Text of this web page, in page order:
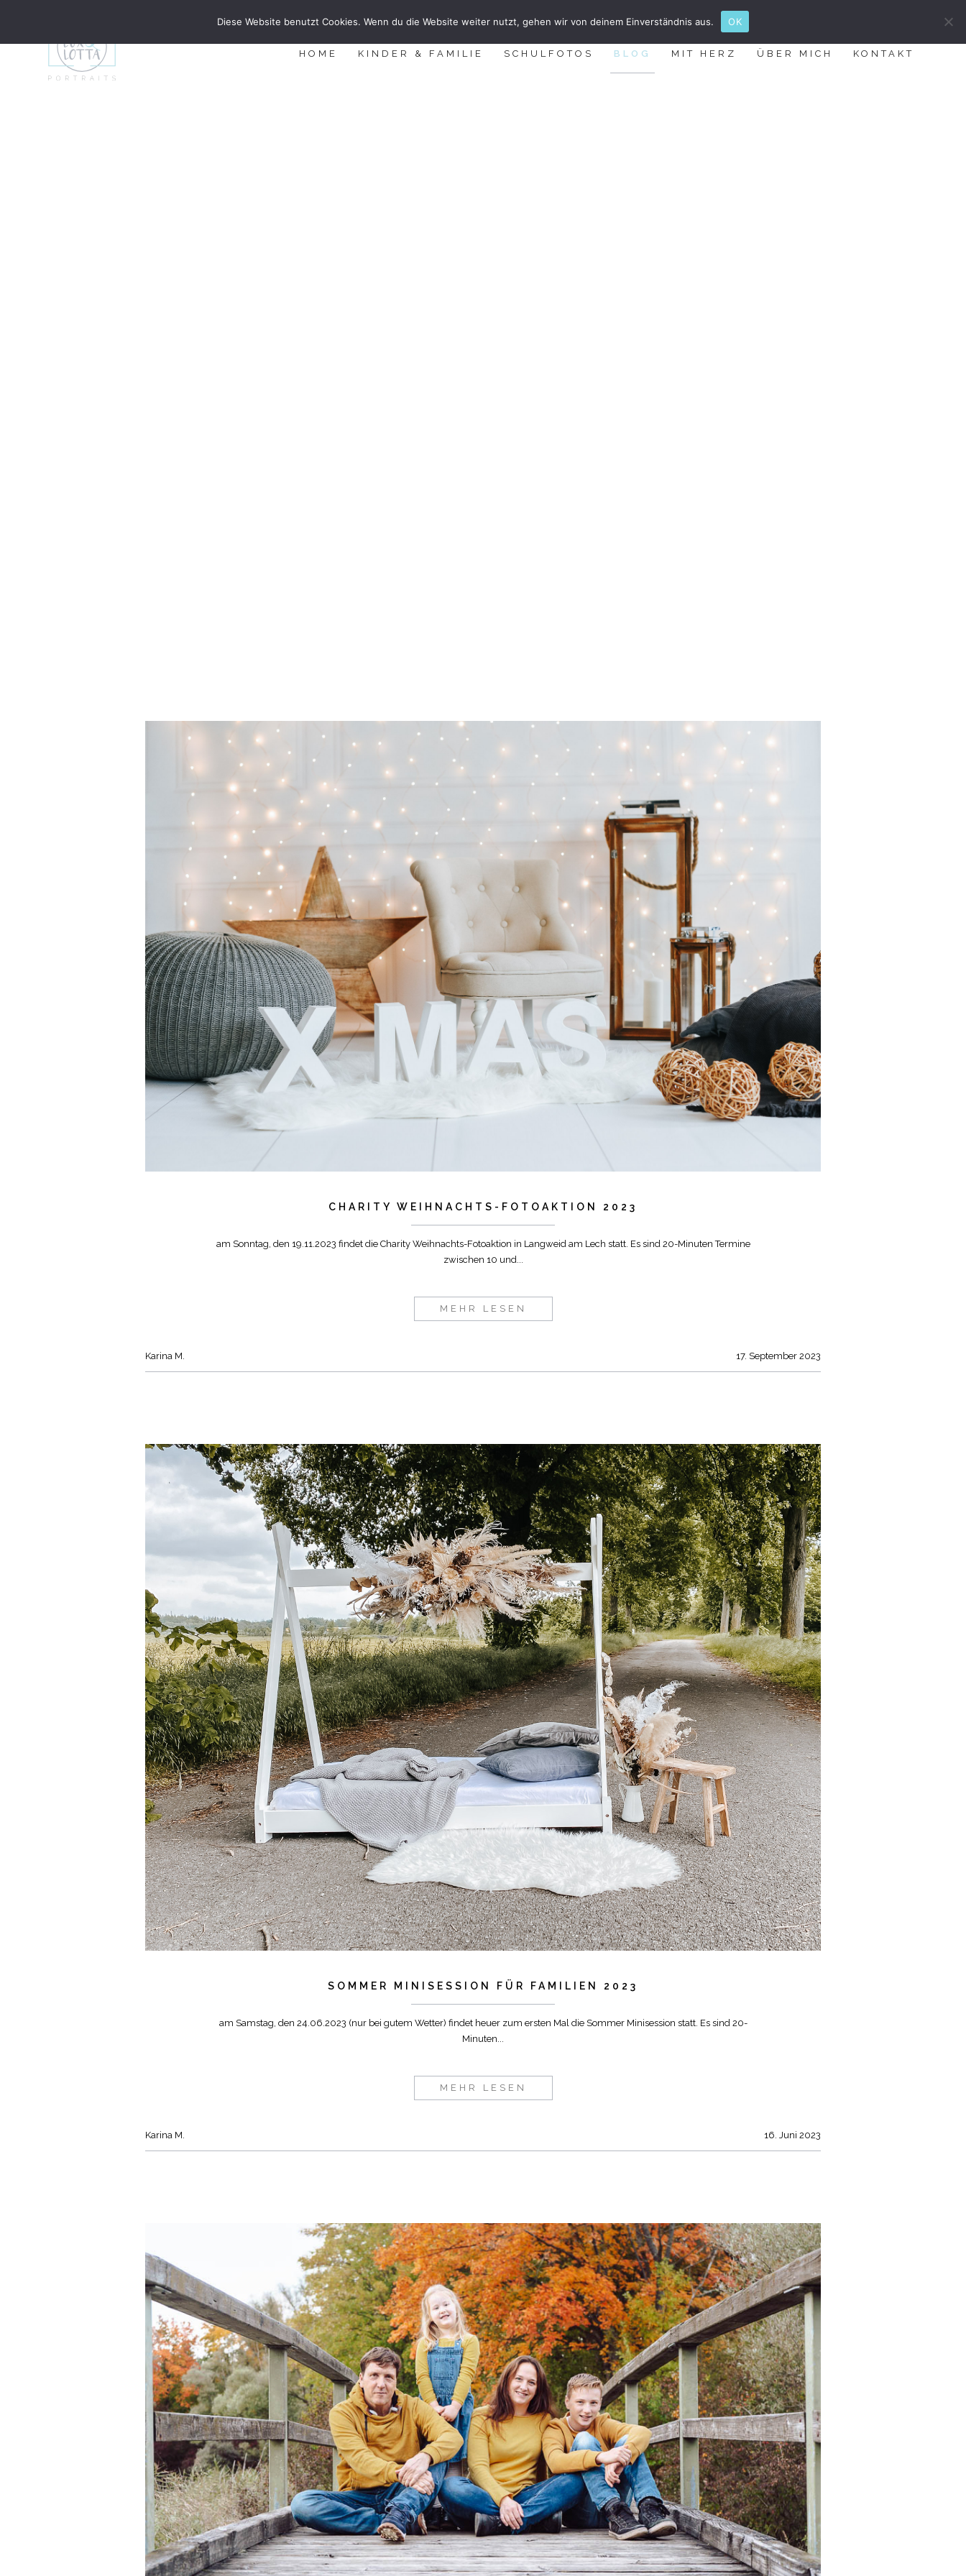
HOME KINDER & FAMILIE SCHULFOTOS BLOG MIT HERZ ÜBER MICH KONTAKT
CHARITY WEIHNACHTS-FOTOAKTION 2023
am Sonntag, den 19.11.2023 findet die Charity Weihnachts-Fotoaktion in Langweid am Lech statt. Es sind 20-Minuten Termine
zwischen 10 und...
MEHR LESEN
Karina M. 17. September 2023
SOMMER MINISESSION FÜR FAMILIEN 2023
am Samstag, den 24.06.2023 (nur bei gutem Wetter) findet heuer zum ersten Mal die Sommer Minisession statt. Es sind 20-
Minuten...
MEHR LESEN
Karina M. 16. Juni 2023
Diese Website benutzt Cookies. Wenn du die Website weiter nutzt, gehen wir von deinem Einverständnis aus. OK